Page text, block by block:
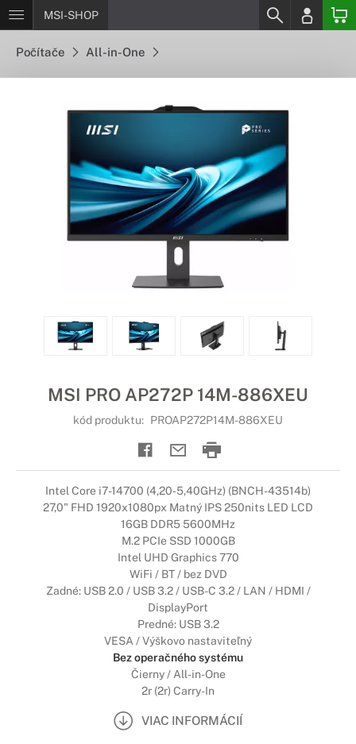
MSI-SHOP
Počítače All-in-One
MSI PRO AP272P 14M-886XEU
kód produktu: PROAP272P14M-886XEU
Intel Core i7-14700 (4,20-5,40GHz) (BNCH-43514b)
27,0" FHD 1920x1080px Matný IPS 250nits LED LCD
16GB DDR5 5600MHz
M.2 PCIe SSD 1000GB
Intel UHD Graphics 770
WiFi / BT / bez DVD
Zadné: USB 2.0 / USB 3.2 / USB-C 3.2 / LAN / HDMI /
DisplayPort
Predné: USB 3.2
VESA / Výškovo nastaviteľný
Bez operačného systému
Čierny / All-in-One
2r (2r) Carry-In
VIAC INFORMÁCIÍ